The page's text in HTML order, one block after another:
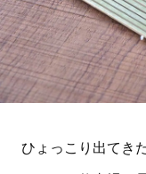
ひょっこり出てき